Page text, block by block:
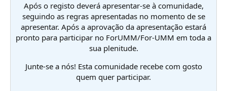
Após o registo deverá apresentar-se à comunidade,
seguindo as regras apresentadas no momento de se
apresentar. Após a aprovação da apresentação estará
pronto para participar no ForUMM/For-UMM em toda a
sua plenitude.
Junte-se a nós! Esta comunidade recebe com gosto
quem quer participar.